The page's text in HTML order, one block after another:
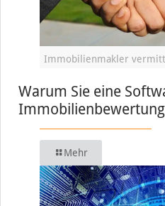
Immobilienmakler
Warum Sie eine
Mehr